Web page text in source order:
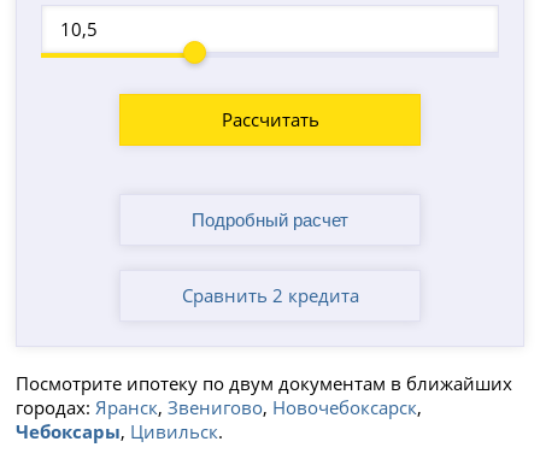
Рассчитать
Сравнить 2 кредита
Посмотрите ипотеку по двум документам в ближайших
городах: Яранск,Звенигово, Новочебоксарск,
Чебоксары, Цивильск.